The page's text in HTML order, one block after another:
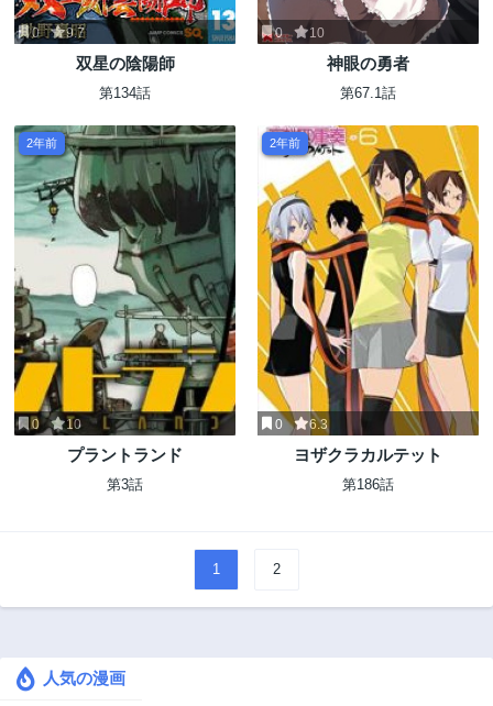
0 9.7
双星の陰陽師
第134話
0 10
神眼の勇者
第67.1話
2年前
0 10
プラントランド
第3話
2年前
0 6.3
ヨザクラカルテット
第186話
1 2
人気の漫画